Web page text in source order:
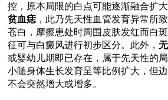
控，原本局限的白点可能逐渐融合扩
贫血痣 ，此乃先天性血管发育异常所
苍白，摩擦患处时周围皮肤发红而白
征可与白癜风进行初步区分。此外，
或婴幼儿期即已存在，属于先天性的
小随身体生长发育呈等比例扩大，但
不会突然增大或增多。